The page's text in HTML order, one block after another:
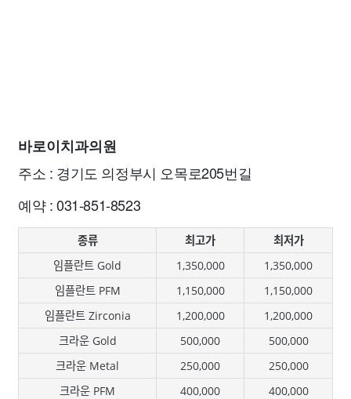
바로이치과의원
주소 : 경기도 의정부시 오목로205번길
예약 : 031-851-8523
종류 최고가
최저가
임플란트 Gold
1,350,000
1,350,000
임플란트 PFM
1,150,000
1,150,000
임플란트 Zirconia
1,200,000
1,200,000
크라운 Gold
500,000
500,000
크라운 Metal
250,000
250,000
크라운 PFM
400,000
400,000